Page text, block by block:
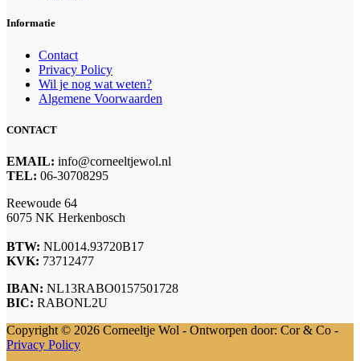
Informatie
Contact
Privacy Policy
Wil je nog wat weten?
Algemene Voorwaarden
CONTACT
EMAIL: info@corneeltjewol.nl
TEL: 06-30708295
Reewoude 64
6075 NK Herkenbosch
BTW: NL0014.93720B17
KVK: 73712477
IBAN: NL13RABO0157501728
BIC: RABONL2U
Copyright © 2026 Corneeltje Wol - Ontworpen door: Cor & Co -
Privacy Policy